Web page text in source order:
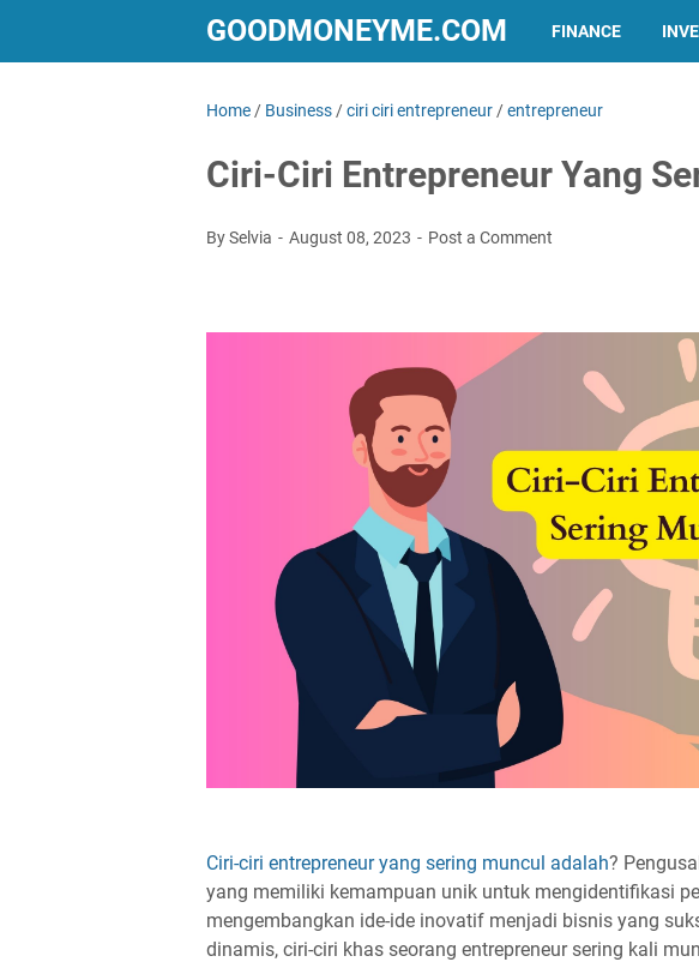
GOODMONEYME.COM FINANCE
Home / Business /ciri ciri entrepreneur /entrepreneur
Ciri-Ciri Entrepreneur Yang
By Selvia August 08, 2023 Post a Comment
Ciri-ciri entrepreneur yang sering muncul adalah?
yang memiliki kemampuan unik untuk mengidentifikasi
mengembangkan ide-ide inovatif menjadi bisnis yang
dinamis, ciri-ciri khas seorang entrepreneur sering kali